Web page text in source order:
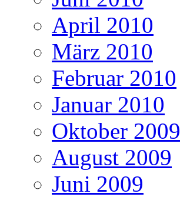
April 2010
März 2010
Februar 2010
Januar 2010
Oktober 2009
August 2009
Juni 2009